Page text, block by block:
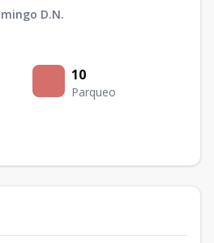
D.N.
10
Parqueo